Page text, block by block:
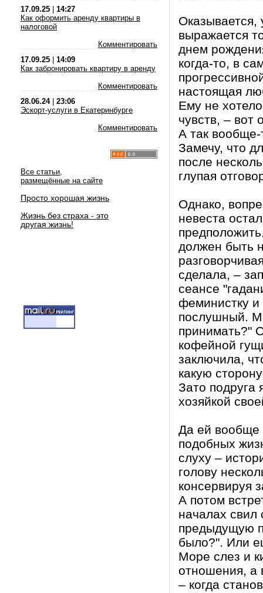
17.09.25
14:27
Как оформить аренду квартиры в
налоговой
Комментировать
17.09.25
14:09
Как забронировать квартиру в аренду
Комментировать
28.06.24| 23:06
Эскорт-услуги в Екатеринбурге
Комментировать
Все статьи,
размещённые на сайте
Просто хорошая жизнь
Жизнь без страха - это
другая жизнь!
выражается
днем
когда-то, в
настоящая
Ему не
чувств, – вот
А так
Замечу, что
после
глупая
Однако,
невеста
должен быть
сделала, –
сеансе
феминистку и
послушный.
принимать?"
кофейной
заключила,
какую
Зато подруга
хозяйкой
Да ей вообще
подобных
слуху –
голову
консервируя
А потом
началах свил
предыдущую
было?". Или
Море слез и
отношения, а
– когда